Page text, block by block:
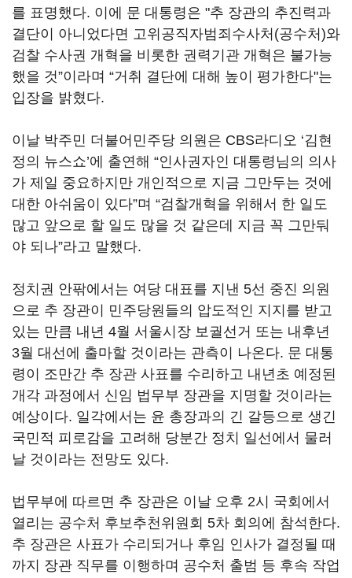
를 표명했다. 이에 문 대통령은 "추 장관의 추진력과
결단이 아니었다면 고위공직자범죄수사처(공수처)와
검찰 수사권 개혁을 비롯한 권력기관 개혁은 불가능
했을 것”이라며 “거취 결단에 대해 높이 평가한다"는
입장을 밝혔다.
이날 박주민 더불어민주당 의원은 CBS라디오 ‘김현
정의 뉴스쇼’에 출연해 “인사권자인 대통령님의 의사
가 제일 중요하지만 개인적으로 지금 그만두는 것에
대한 아쉬움이 있다”며 “검찰개혁을 위해서 한 일도
많고 앞으로 할 일도 많을 것 같은데 지금 꼭 그만둬
야 되나”라고 말했다.
정치권 안팎에서는 여당 대표를 지낸 5선 중진 의원
으로 추 장관이 민주당원들의 압도적인 지지를 받고
있는 만큼 내년 4월 서울시장 보궐선거 또는 내후년
3월 대선에 출마할 것이라는 관측이 나온다. 문 대통
령이 조만간 추 장관 사표를 수리하고 내년초 예정된
개각 과정에서 신임 법무부 장관을 지명할 것이라는
예상이다. 일각에서는 윤 총장과의 긴 갈등으로 생긴
국민적 피로감을 고려해 당분간 정치 일선에서 물러
날 것이라는 전망도 있다.
법무부에 따르면 추 장관은 이날 오후 2시 국회에서
열리는 공수처 후보추천위원회 5차 회의에 참석한다.
추 장관은 사표가 수리되거나 후임 인사가 결정될 때
까지 장관 직무를 이행하며 공수처 출범 등 후속 작업